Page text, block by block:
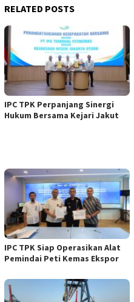
RELATED POSTS
IPC TPK Perpanjang Sinergi
Hukum Bersama Kejari Jakut
IPC TPK Siap Operasikan Alat
Pemindai Peti Kemas Ekspor